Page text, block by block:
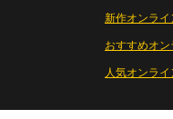
新作オンライ
おすすめオ
人気オンラ